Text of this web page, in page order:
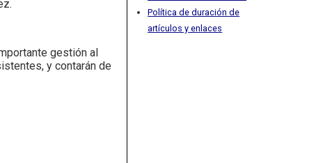
gestión al
y contarán de
Política de duración de
artículos y enlaces